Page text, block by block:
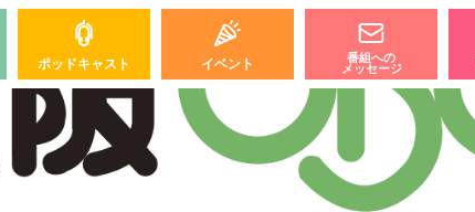
ポッドキャスト イベント
番組への
メッセージ